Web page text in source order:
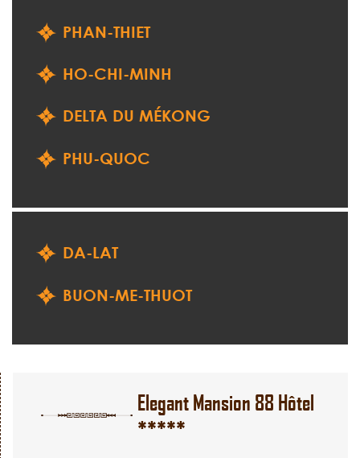
PHAN-THIET
HO-CHI-MINH
DELTA DU MÉKONG
PHU-QUOC
DA-LAT
BUON-ME-THUOT
Elegant Mansion 88 Hôtel
*****